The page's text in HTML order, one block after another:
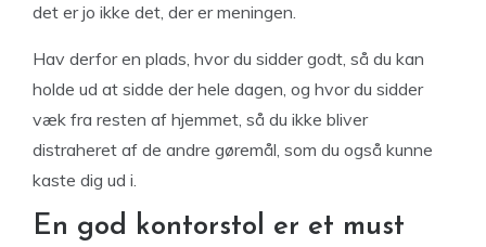
det er jo ikke det, der er meningen.
Hav derfor en plads, hvor du sidder godt, så du kan
holde ud at sidde der hele dagen, og hvor du sidder
væk fra resten af hjemmet, så du ikke bliver
distraheret af de andre gøremål, som du også kunne
kaste dig ud i.
En god kontorstol er et must